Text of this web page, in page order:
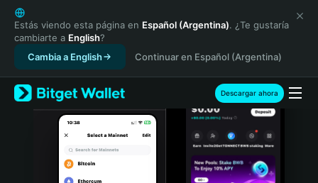
English
日本語
Tiếng Việt
Русский
Español (Latinoamérica)
Türkçe
Italiano
Estás viendo esta página en Español (Argentina). ¿Te gustaría
cambiarte a English?
Cambia a English
Continuar en Español (Argentina)
Descargar ahora